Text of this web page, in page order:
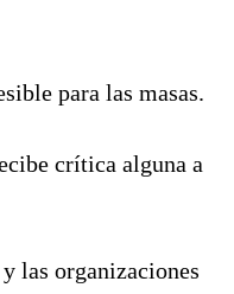
para las masas.
crítica alguna a
las organizaciones